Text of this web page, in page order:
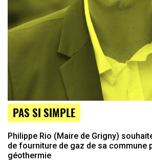
PAS SI SIMPLE
Philippe Rio (Maire de Grigny)
de fourniture de gaz de sa commune
géothermie